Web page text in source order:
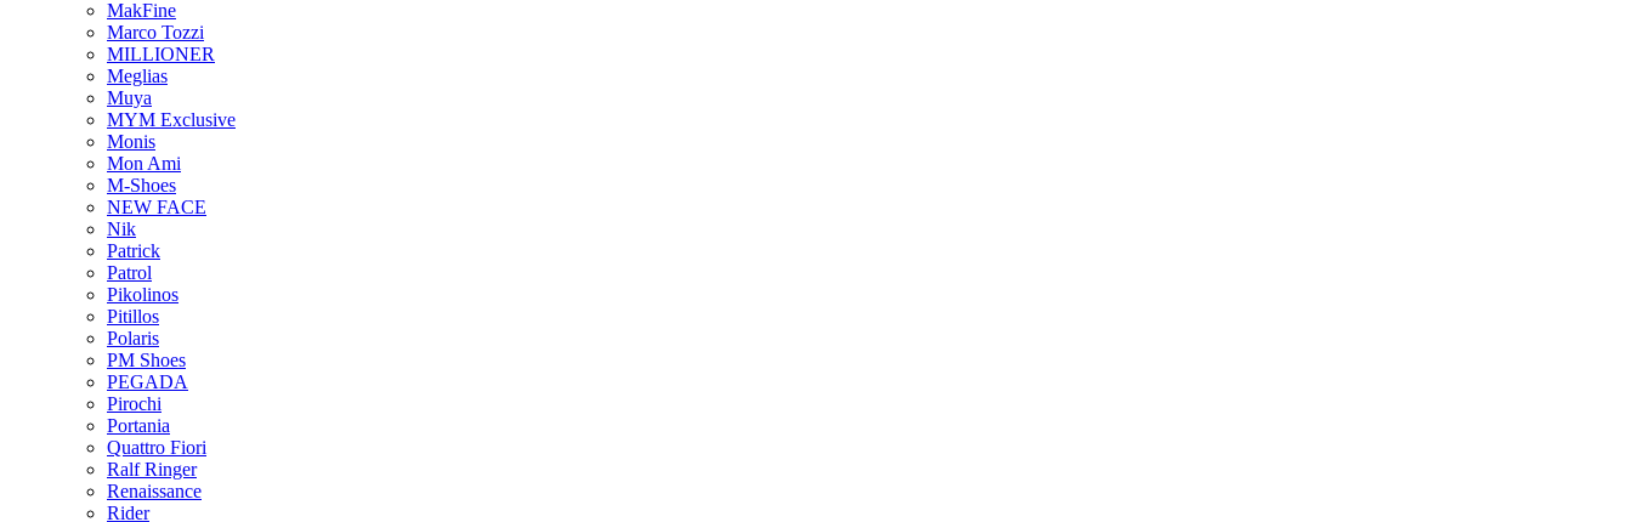
MakFine
Marco Tozzi
MILLIONER
Meglias
Muya
MYM Exclusive
Monis
Mon Ami
M-Shoes
NEW FACE
Nik
Patrick
Patrol
Pikolinos
Pitillos
Polaris
PM Shoes
PEGADA
Pirochi
Portania
Quattro Fiori
Ralf Ringer
Renaissance
Rider